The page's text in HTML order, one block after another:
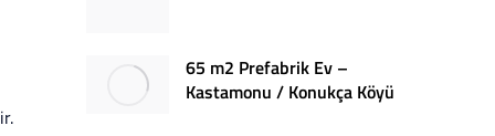
65 m2 Prefabrik Ev –
Kastamonu / Konukça Köyü